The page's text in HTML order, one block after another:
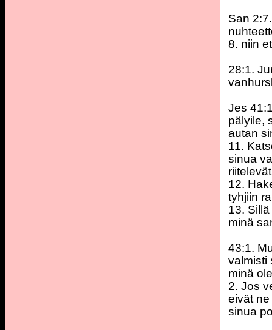
San
8. niin
28:1.
Jes
pälyile,
autan
11.
sinua
12.
tyhjiin
13.
minä
43:1.
valmisti
minä
2. Jos
eivät
sinua